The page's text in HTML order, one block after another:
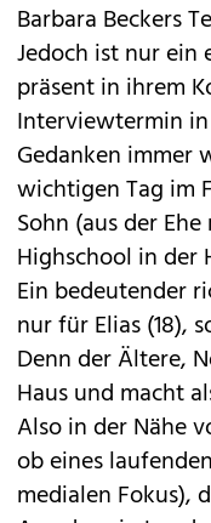
Barbara Beckers
Jedoch ist nur
präsent in ihrem
Interviewtermin
Gedanken immer
wichtigen Tag im
Sohn (aus der
Highschool in der
Ein bedeutender
nur für Elias (18),
Denn der Ältere,
Haus und macht
Also in der Nähe
ob eines
medialen Fokus),